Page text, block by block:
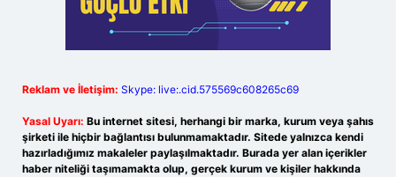
Reklam ve İletişim: Skype: live:.cid.575569c608265c69
Yasal Uyarı: Bu internet sitesi, herhangi bir marka, kurum veya şahıs
şirketi ile hiçbir bağlantısı bulunmamaktadır. Sitede yalnızca kendi
hazırladığımız makaleler paylaşılmaktadır. Burada yer alan içerikler
haber niteliği taşımamakta olup, gerçek kurum ve kişiler hakkında